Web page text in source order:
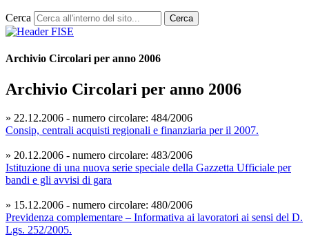
Cerca Cerca
Archivio Circolari per anno 2006
Archivio Circolari per anno 2006
» 22.12.2006 - numero circolare: 484/2006
Consip, centrali acquisti regionali e finanziaria per il 2007.
» 20.12.2006 - numero circolare: 483/2006
Istituzione di una nuova serie speciale della Gazzetta Ufficiale per
bandi e gli avvisi di gara
» 15.12.2006 - numero circolare: 480/2006
Previdenza complementare – Informativa ai lavoratori ai sensi del D.
Lgs. 252/2005.